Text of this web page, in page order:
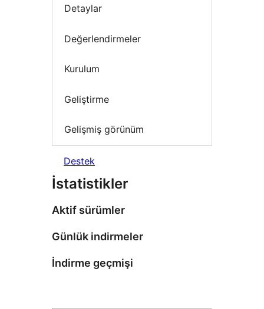
Detaylar
Değerlendirmeler
Kurulum
Geliştirme
Gelişmiş görünüm
Destek
İstatistikler
Aktif sürümler
Günlük indirmeler
İndirme geçmişi